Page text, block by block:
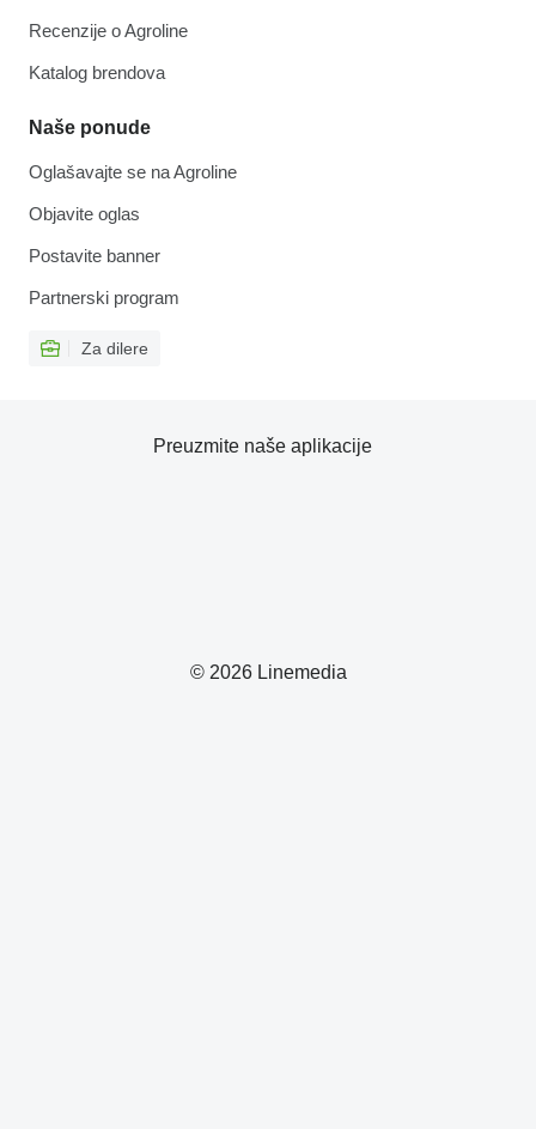
Recenzije o Agroline
Katalog brendova
Naše ponude
Oglašavajte se na Agroline
Objavite oglas
Postavite banner
Partnerski program
Za dilere
© 2026 Linemedia
Preuzmite naše aplikacije